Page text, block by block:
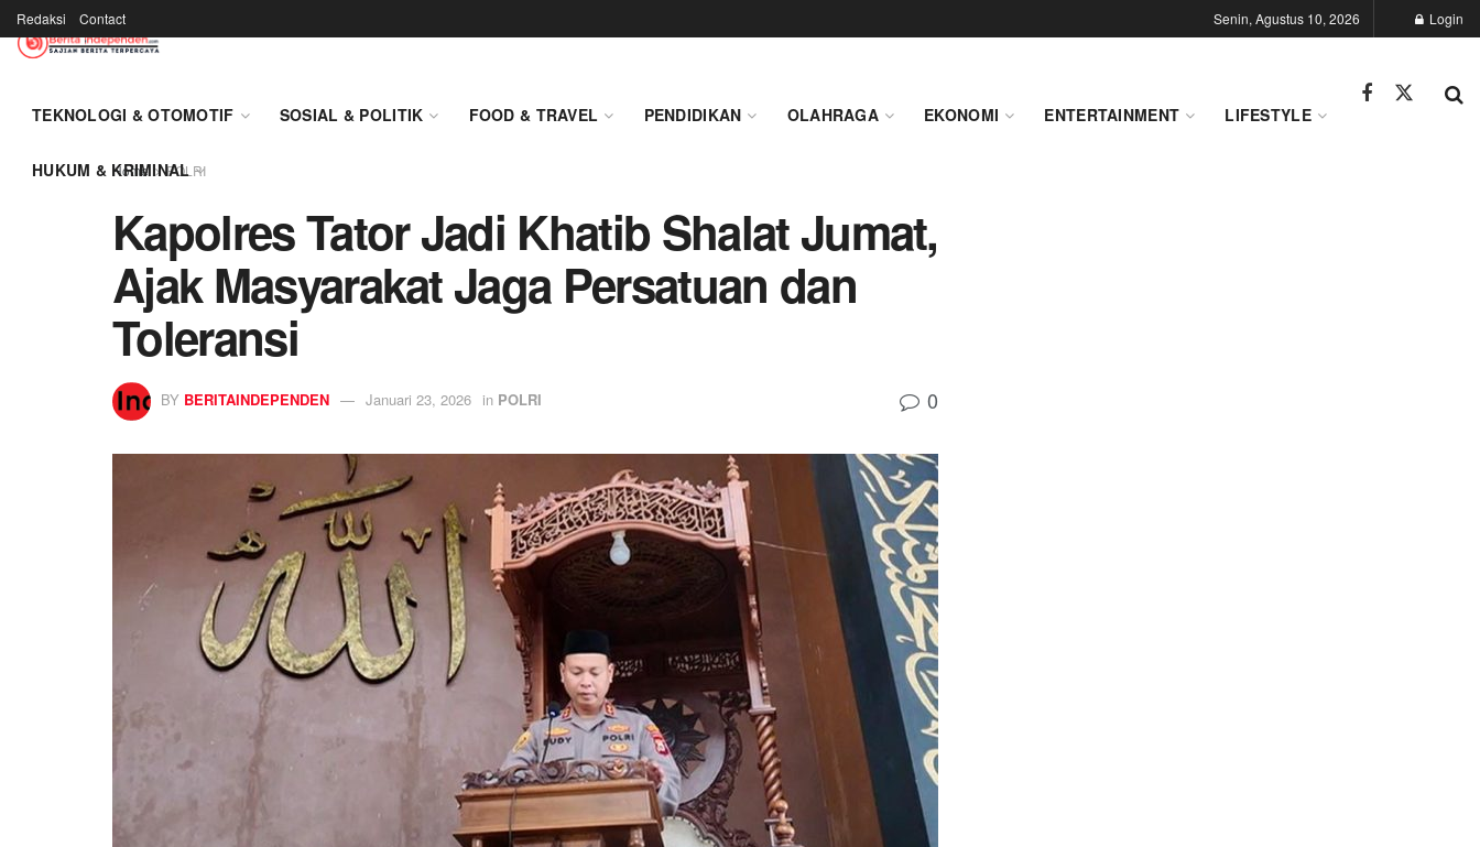
Redaksi Contact Senin, Agustus 10, 2026 Login
TEKNOLOGI & OTOMOTIF SOSIAL & POLITIK FOOD & TRAVEL PENDIDIKAN OLAHRAGA EKONOMI ENTERTAINMENT LIFESTYLE
HUKUM & KRIMINAL
Home POLRI
Kapolres Tator Jadi Khatib Shalat Jumat,
Ajak Masyarakat Jaga Persatuan dan
Toleransi
BY BERITAINDEPENDEN Januari 23, 2026 in POLRI 0